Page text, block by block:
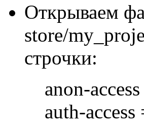
Открываем
store/
строчки:
anon-
auth-